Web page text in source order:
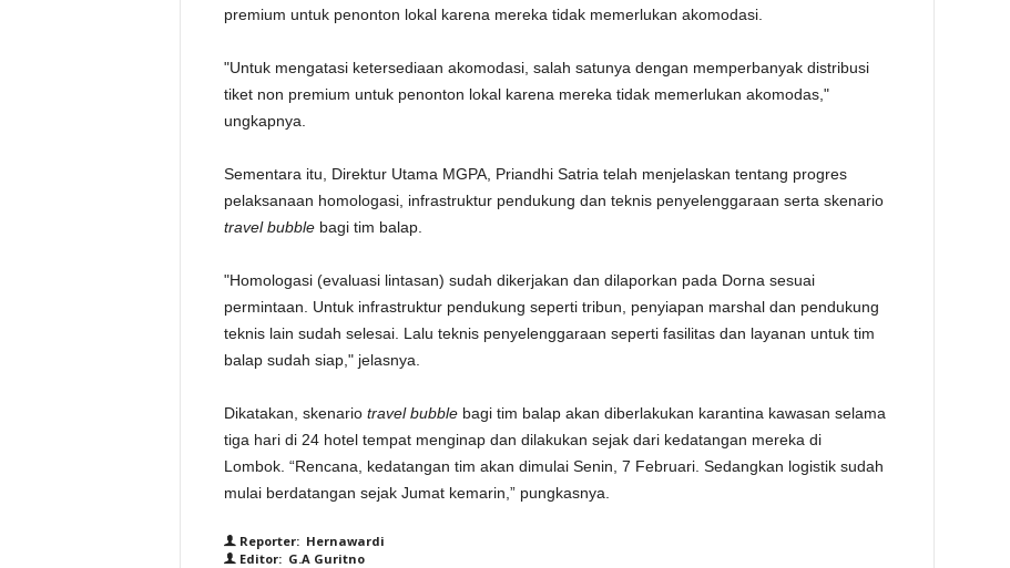
premium untuk penonton lokal karena mereka tidak memerlukan akomodasi.
"Untuk mengatasi ketersediaan akomodasi, salah satunya dengan memperbanyak distribusi
tiket non premium untuk penonton lokal karena mereka tidak memerlukan akomodas,"
ungkapnya.
Sementara itu, Direktur Utama MGPA, Priandhi Satria telah menjelaskan tentang progres
pelaksanaan homologasi, infrastruktur pendukung dan teknis penyelenggaraan serta skenario
travel bubblebagi tim balap.
"Homologasi (evaluasi lintasan) sudah dikerjakan dan dilaporkan pada Dorna sesuai
permintaan. Untuk infrastruktur pendukung seperti tribun, penyiapan marshal dan pendukung
teknis lain sudah selesai. Lalu teknis penyelenggaraan seperti fasilitas dan layanan untuk tim
balap sudah siap," jelasnya.
Dikatakan, skenario travel bubblebagi tim balap akan diberlakukan karantina kawasan selama
tiga hari di 24 hotel tempat menginap dan dilakukan sejak dari kedatangan mereka di
Lombok. “Rencana, kedatangan tim akan dimulai Senin, 7 Februari. Sedangkan logistik sudah
mulai berdatangan sejak Jumat kemarin,” pungkasnya.
Reporter: Hernawardi
Editor: G.A Guritno